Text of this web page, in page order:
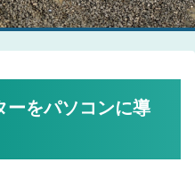
をパソコンに導